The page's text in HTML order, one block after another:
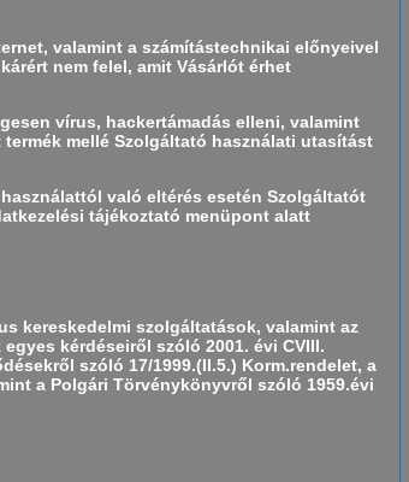
valamint a számítástechnikai előnyeivel
nem felel, amit Vásárlót érhet
vírus, hackertámadás elleni, valamint
mellé Szolgáltató használati utasítást
való eltérés esetén Szolgáltatót
tájékoztató menüpont alatt
kereskedelmi szolgáltatások, valamint az
kérdéseiről szóló 2001. évi CVIII.
szóló 17/1999.(II.5.) Korm.rendelet, a
a Polgári Törvénykönyvről szóló 1959.évi